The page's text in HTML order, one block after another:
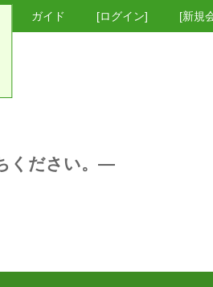
ガイド [ログイン] [新規
ください。―